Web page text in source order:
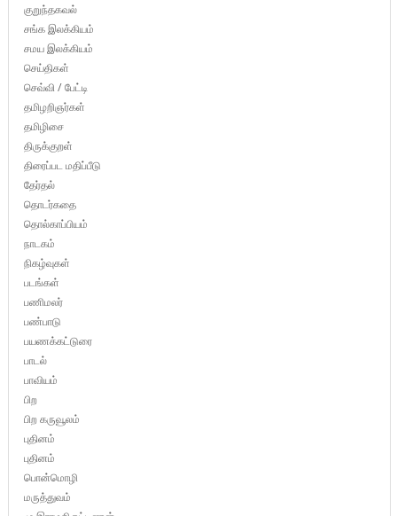
குறுந்தகவல்
சங்க இலக்கியம்
சமய இலக்கியம்
செய்திகள்
செவ்வி / பேட்டி
தமிழறிஞர்கள்
தமிழிசை
திருக்குறள்
திரைப்பட மதிப்பீடு
தேர்தல்
தொடர்கதை
தொல்காப்பியம்
நாடகம்
நிகழ்வுகள்
படங்கள்
பணிமலர்
பண்பாடு
பயணக்கட்டுரை
பாடல்
பாவியம்
பிற
பிற கருவூலம்
புதினம்
புதினம்
பொன்மொழி
மருத்துவம்